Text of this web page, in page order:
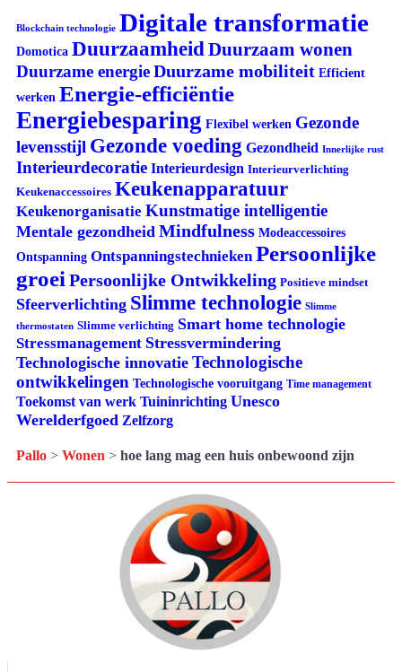
Blockchain technologie Digitale transformatie
Domotica DuurzaamheidDuurzaam wonen
Duurzame energieDuurzame mobiliteit Efficient
werken Energie-efficiëntie
Energiebesparing Flexibel werken Gezonde
levensstijl Gezonde voeding Gezondheid Innerlijke rust
Interieurdecoratie Interieurdesign Interieurverlichting
Keukenaccessoires Keukenapparatuur
Keukenorganisatie Kunstmatige intelligentie
Mentale gezondheid Mindfulness Modeaccessoires
Ontspanning Ontspanningstechnieken Persoonlijke
groei Persoonlijke Ontwikkeling Positieve mindset
Sfeerverlichting Slimme technologie Slimme
thermostaten Slimme verlichting Smart home technologie
Stressmanagement Stressvermindering
Technologische innovatie Technologische
ontwikkelingen Technologische vooruitgang Time management
Toekomst van werk Tuininrichting Unesco
Werelderfgoed Zelfzorg
Pallo > Wonen > hoe lang mag een huis onbewoond zijn